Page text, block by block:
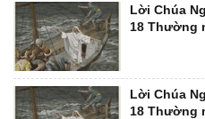
Lời Chúa
18 Thường
Lời Chúa
18 Thường